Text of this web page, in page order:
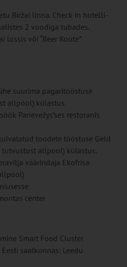
Biržai linna. Check in hotelli-
2 voodiga tubades.
lossis või “Beer Route”
suurima pagaritööstuse
allpool) külastus
Panevežys’ses restoranis
toodete tööstuse Geld
tutvustust allpool) külastus.
väärindaja Ekofrisa
center
Smart Food Cluster
saatkonnas: Leedu